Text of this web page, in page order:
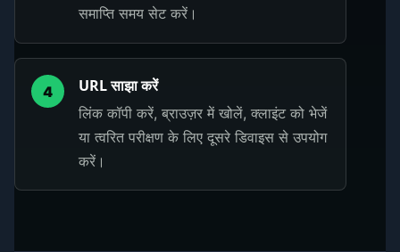
समाप्ति समय सेट करें।
4 URL साझा करें
लिंक कॉपी करें, ब्राउज़र में खोलें, क्लाइंट को भेजें
या त्वरित परीक्षण के लिए दूसरे डिवाइस से उपयोग
करें।